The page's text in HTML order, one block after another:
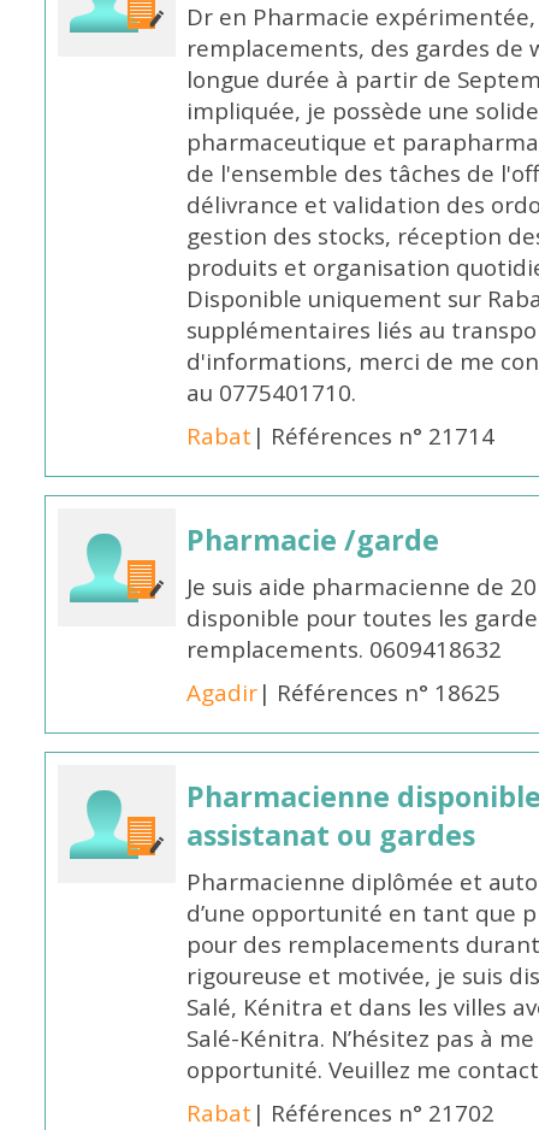
Dr en Pharmacie
remplacements, des gardes de
longue durée à partir de
impliquée, je possède une
pharmaceutique et
de l'ensemble des tâches de
délivrance et validation des
gestion des stocks, réception
produits et organisation
Disponible uniquement sur
supplémentaires liés au
d'informations, merci de me
au 0775401710.
Rabat | Références n° 21714
Pharmacie /garde
Je suis aide pharmacienne de
disponible pour toutes les
remplacements. 0609418632
Agadir| Références n° 18625
Pharmacienne
assistanat ou gardes
Pharmacienne diplômée et
d’une opportunité en tant que
pour des remplacements
rigoureuse et motivée, je suis
Salé, Kénitra et dans les villes
Salé-Kénitra. N’hésitez pas à
opportunité. Veuillez me
Rabat | Références n° 21702